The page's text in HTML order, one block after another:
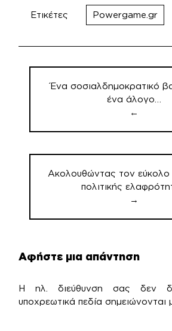
Ετικέτες Powergame.gr
Πλοήγηση
άρθρωνΈνα σοσιαλδημοκρατικό
ένα άλογο…
←
Ακολουθώντας τον
πολιτικής
→
Αφήστε μια απάντηση
Η ηλ. διεύθυνση σας δεν
υποχρεωτικά πεδία σημειώνονται